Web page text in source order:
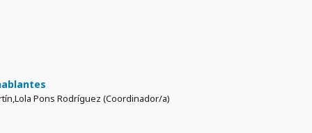
Pons Rodríguez (Coordinador/a)